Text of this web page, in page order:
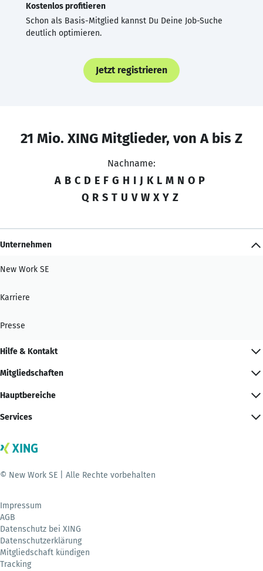
Kostenlos profitieren
Schon als Basis-Mitglied kannst Du Deine Job-Suche
deutlich optimieren.
Jetzt registrieren
21 Mio. XING Mitglieder, von A bis Z
Nachname:
A B C D E F G H I J K L M N O P
Q R S T U V W X Y Z
Unternehmen
New Work SE
Karriere
Presse
Hilfe & Kontakt
Mitgliedschaften
Hauptbereiche
Services
© New Work SE | Alle Rechte vorbehalten
Impressum
AGB
Datenschutz bei XING
Datenschutzerklärung
Mitgliedschaft kündigen
Tracking